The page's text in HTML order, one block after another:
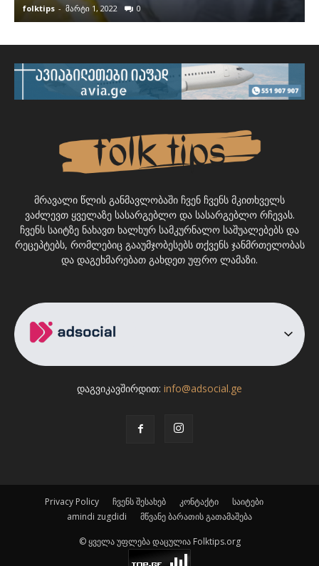
folktips - მარტი 1, 2022 0
მრავალი წლის განმავლობაში ჩვენ ჩვენს მკითხველს
ვაძლევთ ყველაზე სასარგებლო და სასარგებლო რჩევას.
ჩვენს საიტზე ნახავთ ხალხურ სამკურნალო საშუალებებს და
რეცეპტებს, რომლებიც გააუმჯობესებს თქვენს ჯანმრთელობას
და დაგეხმარებათ გახდეთ უფრო ლამაზი.
დაგვიკავშირდით: info@adsocial.ge
Privacy Policy ჩვენს შესახებ კონტაქტი
საიტები
amindi zugdidi
მწვანე ბარათის გათამაშება
© ყველა უფლება დაცულია Folktips.org